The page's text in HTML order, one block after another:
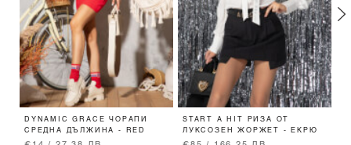
DYNAMIC GRACE ЧОРАПИ
СРЕДНА ДЪЛЖИНА - RED
START A HIT РИЗА ОТ
ЛУКСОЗЕН ЖОРЖЕТ - ЕКРЮ